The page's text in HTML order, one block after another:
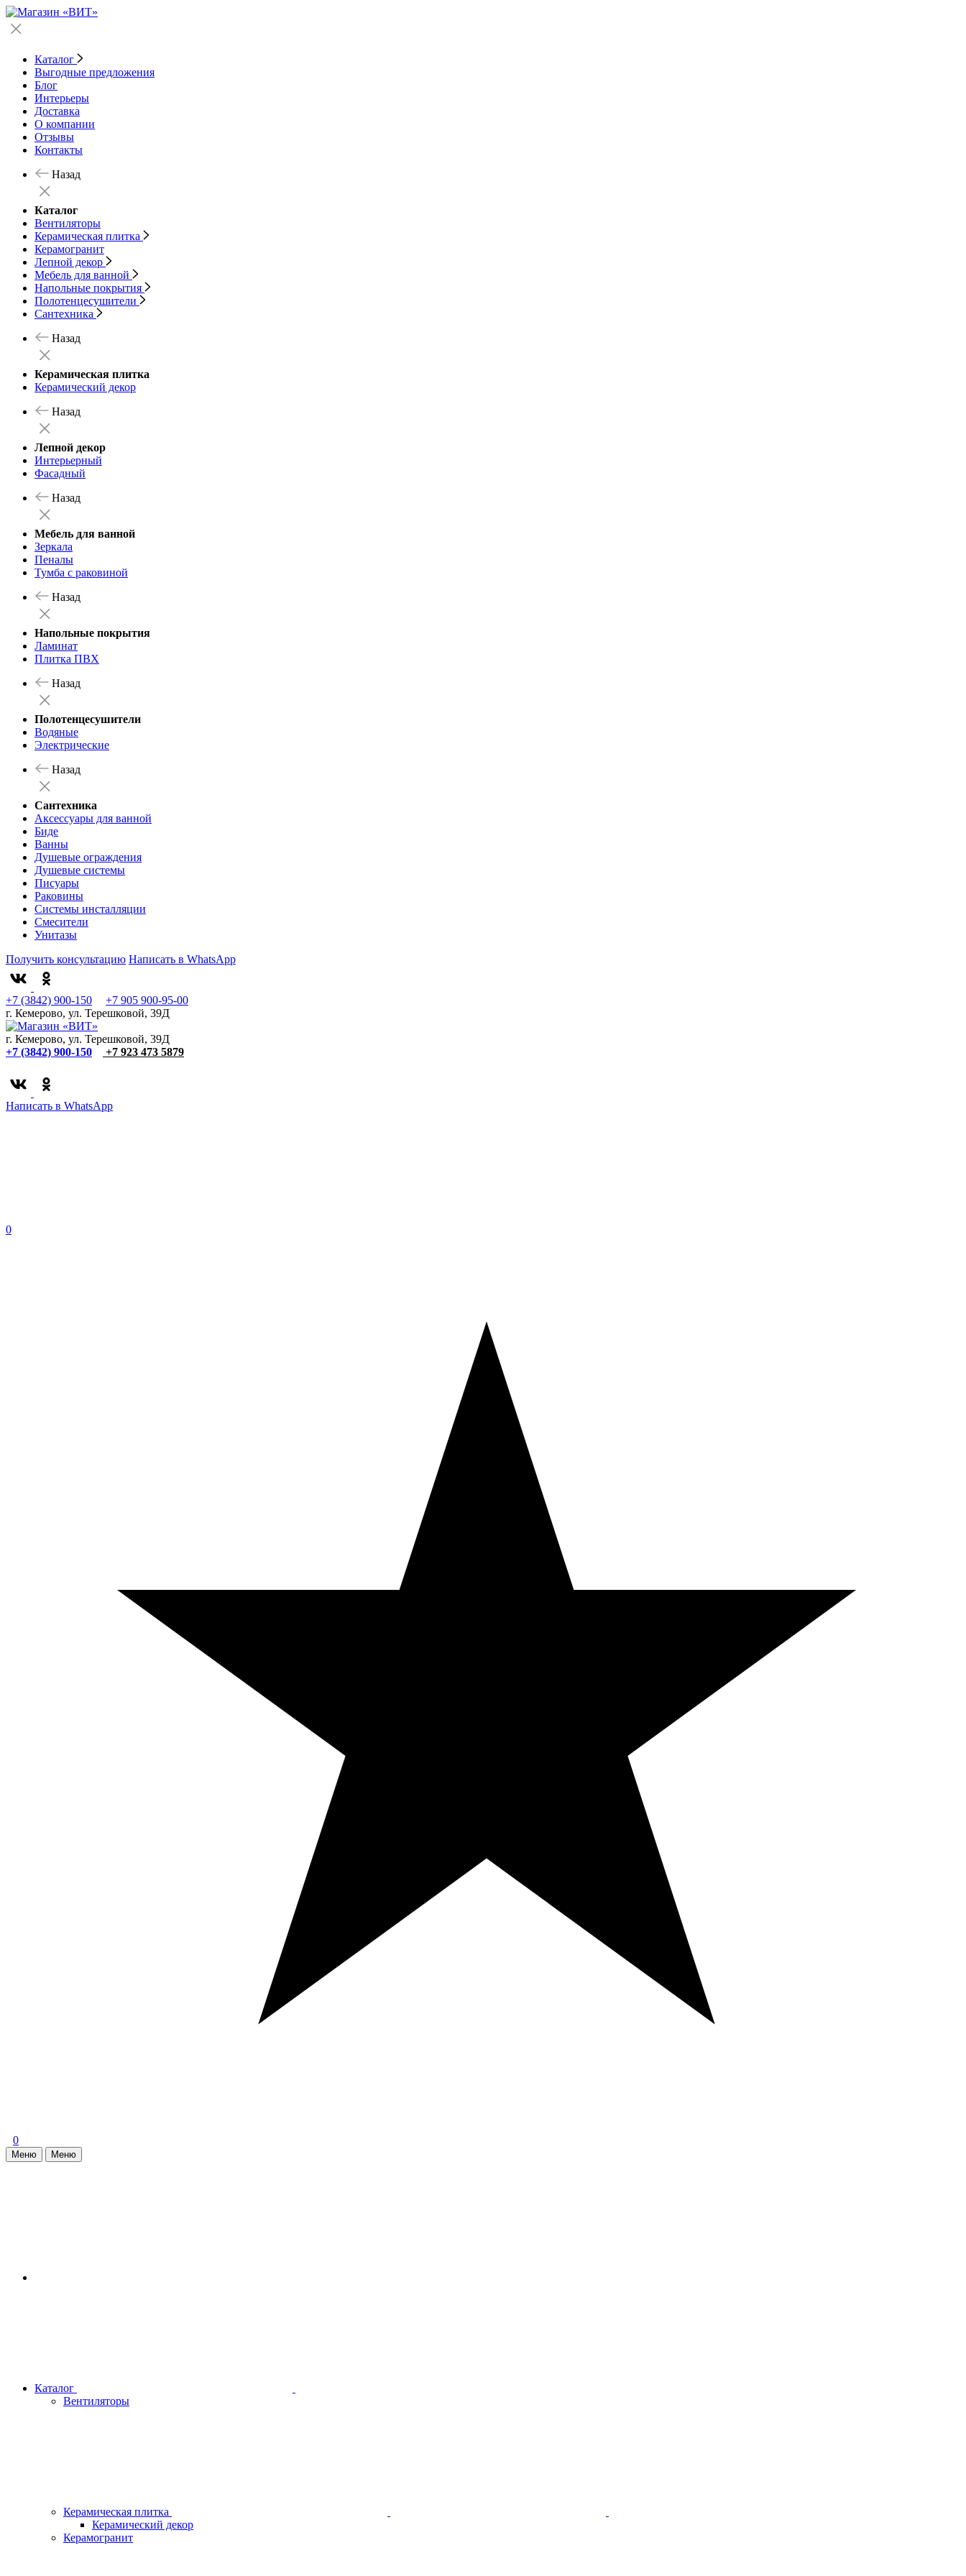
Каталог
Выгодные предложения
Блог
Интерьеры
Доставка
О компании
Отзывы
Контакты
Назад
Каталог
Вентиляторы
Керамическая плитка
Керамогранит
Лепной декор
Мебель для ванной
Напольные покрытия
Полотенцесушители
Сантехника
Назад
Керамическая плитка
Керамический декор
Назад
Лепной декор
Интерьерный
Фасадный
Назад
Мебель для ванной
Зеркала
Пеналы
Тумба с раковиной
Назад
Напольные покрытия
Ламинат
Плитка ПВХ
Назад
Полотенцесушители
Водяные
Электрические
Назад
Сантехника
Аксессуары для ванной
Биде
Ванны
Душевые ограждения
Душевые системы
Писуары
Раковины
Системы инсталляции
Смесители
Унитазы
Получить консультацию Написать в WhatsApp
+7 (3842) 900-150
+7 905 900-95-00
г. Кемерово, ул. Терешковой, 39Д
г. Кемерово, ул. Терешковой, 39Д
+7 (3842) 900-150
+7 923 473 5879
Написать в WhatsApp
0
0
Меню Меню
Каталог
Вентиляторы
Керамическая плитка
Керамический декор
Керамогранит